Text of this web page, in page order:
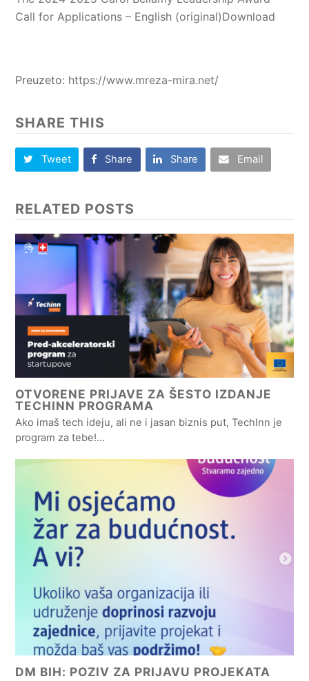
Call for Applications – English (original)Download
Preuzeto: https://www.mreza-mira.net/
SHARE THIS
Tweet Share Share Email
RELATED POSTS
OTVORENE PRIJAVE ZA ŠESTO IZDANJE
TECHINN PROGRAMA
Ako imaš tech ideju, ali ne i jasan biznis put, TechInn je
program za tebe!…
DM BIH: POZIV ZA PRIJAVU PROJEKATA